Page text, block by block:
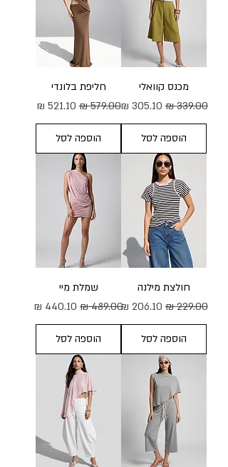
מכנס קוואלי
מחיר רגיל‏339.00 ‏₪ מחיר מבצע
הוספה לסל
חליפת בלונדי
מחיר רגיל‏579.00 ‏₪ מחיר מבצע
הוספה לסל
חולצת מילנה
מחיר רגיל‏229.00 ‏₪ מחיר מבצע
הוספה לסל
שמלת מיי
מחיר רגיל מחיר מבצע
הוספה לסל